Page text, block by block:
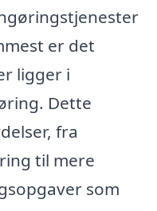
er det
ligger i
Dette
fra
til mere
som